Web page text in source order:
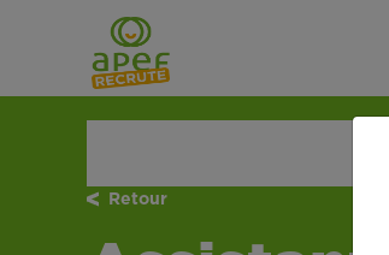
Navigation
Saut au contenu
Retour